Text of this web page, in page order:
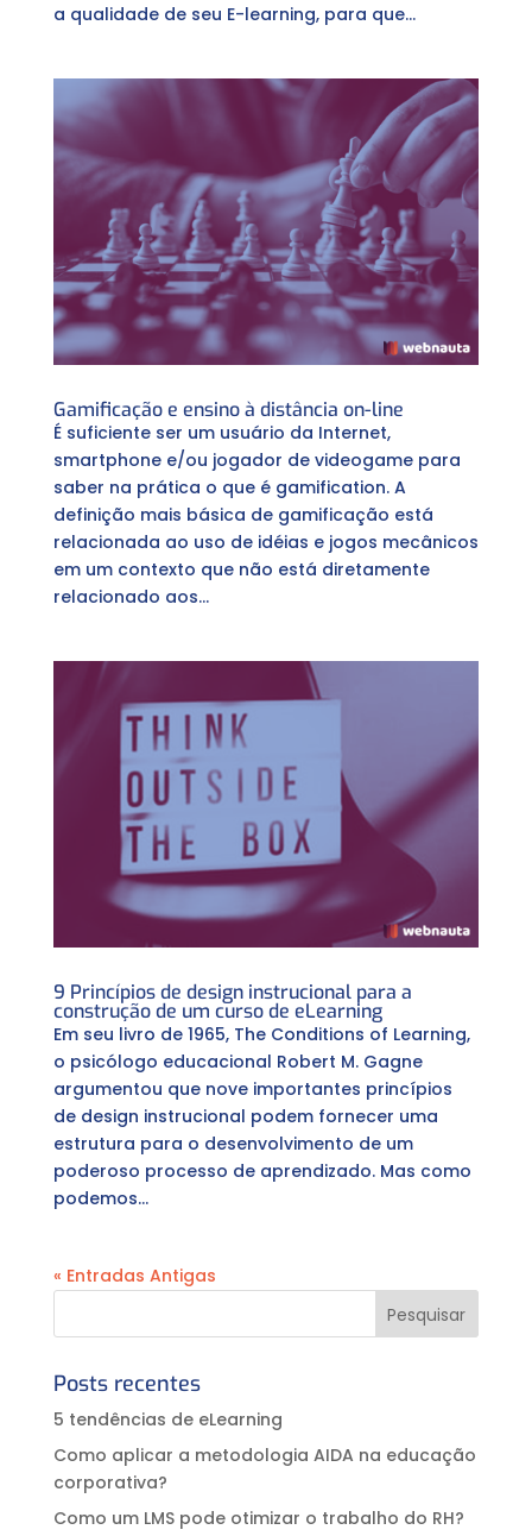
a qualidade de seu E-learning, para que...
Gamificação e ensino à distância on-line
É suficiente ser um usuário da Internet,
smartphone e/ou jogador de videogame para
saber na prática o que é gamification. A
definição mais básica de gamificação está
relacionada ao uso de idéias e jogos mecânicos
em um contexto que não está diretamente
relacionado aos...
9 Princípios de design instrucional para a
construção de um curso de eLearning
Em seu livro de 1965, The Conditions of Learning,
o psicólogo educacional Robert M. Gagne
argumentou que nove importantes princípios
de design instrucional podem fornecer uma
estrutura para o desenvolvimento de um
poderoso processo de aprendizado. Mas como
podemos...
« Entradas Antigas
Posts recentes
5 tendências de eLearning
Como aplicar a metodologia AIDA na educação
corporativa?⠀
Como um LMS pode otimizar o trabalho do RH?